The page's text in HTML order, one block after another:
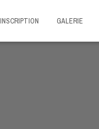
INSCRIPTION GALERIE